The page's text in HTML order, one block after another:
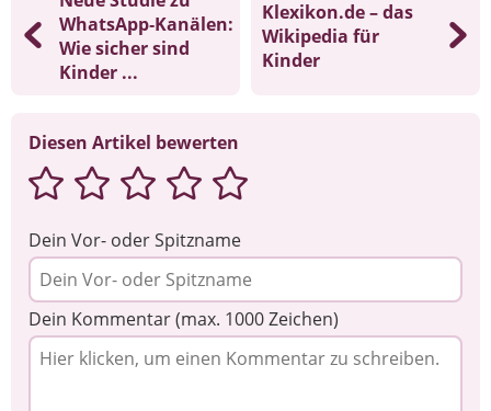
WhatsApp‑Kanälen:
Wie sicher sind
Kinder ...
Klexikon.de – das
Wikipedia für
Kinder
Diesen Artikel bewerten
Dein Vor- oder Spitzname
Dein Kommentar (max. 1000 Zeichen)